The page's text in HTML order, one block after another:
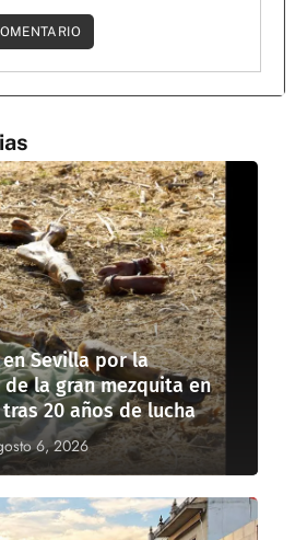
Sevilla por la
la gran mezquita en
20 años de lucha
6, 2026